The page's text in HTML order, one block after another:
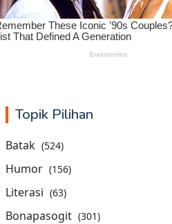
Topik Pilihan
Batak (524)
Humor (156)
Literasi (63)
Bonapasogit (301)